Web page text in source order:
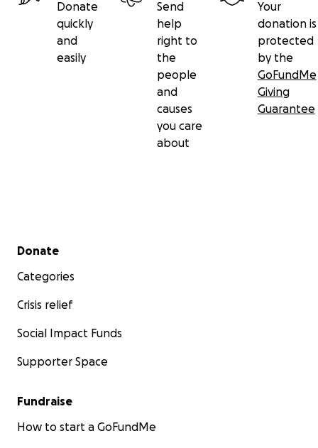
Donate
quickly
and
easily
Send
help
right to
the
people
and
causes
you care
about
Your
donation is
protected
by the
GoFundMe
Giving
Guarantee
Secondary menu
Donate
Categories
Crisis relief
Social Impact Funds
Supporter Space
Fundraise
How to start a GoFundMe